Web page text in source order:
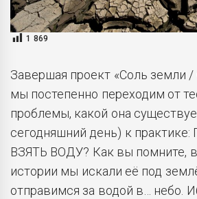
1 869
Завершая проект «Соль земли
мы постепенно переходим от
проблемы, какой она
сегодняшний день) к
ВЗЯТЬ ВОДУ? Как вы помните,
истории мы искали её под
отправимся за водой в… небо.